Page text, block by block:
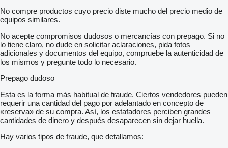
No compre productos cuyo precio diste mucho del precio medio de
equipos similares.
No acepte compromisos dudosos o mercancías con prepago. Si no
lo tiene claro, no dude en solicitar aclaraciones, pida fotos
adicionales y documentos del equipo, compruebe la autenticidad de
los mismos y pregunte todo lo necesario.
Prepago dudoso
Esta es la forma más habitual de fraude. Ciertos vendedores pueden
requerir una cantidad del pago por adelantado en concepto de
«reserva» de su compra. Así, los estafadores perciben grandes
cantidades de dinero y después desaparecen sin dejar huella.
Hay varios tipos de fraude, que detallamos: